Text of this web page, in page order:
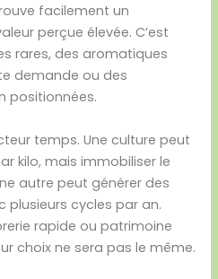
facilement un
perçue élevée. C’est
rares, des aromatiques
demande ou des
positionnées.
temps. Une culture peut
kilo, mais immobiliser le
autre peut générer des
plusieurs cycles par an.
rapide ou patrimoine
choix ne sera pas le même.